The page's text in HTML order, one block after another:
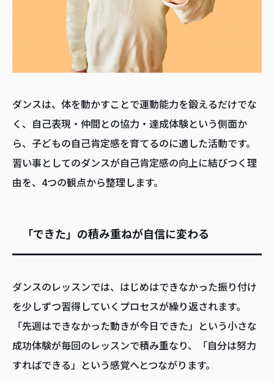
ダンスは、体を動かすことで運動能力を鍛えるだけでな
く、自己表現・仲間との協力・達成体験という側面か
ら、子どもの自己肯定感を育てるのに適した活動です。
習い事としてのダンスが自己肯定感の向上に結びつく理
由を、4つの観点から整理します。
「できた」の積み重ねが自信に変わる
ダンスのレッスンでは、はじめはできなかった振り付け
を少しずつ習得していくプロセスが繰り返されます。
「先週はできなかった動きが今日できた」という小さな
成功体験が毎回のレッスンで積み重なり、「自分は努力
すればできる」という感覚へとつながります。